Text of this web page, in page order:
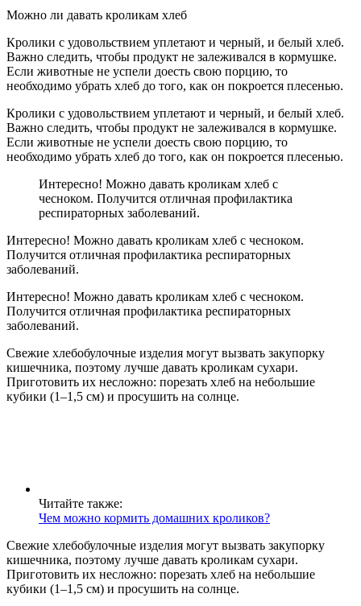
Можно ли давать кроликам хлеб
Кролики с удовольствием уплетают и черный, и белый хлеб.
Важно следить, чтобы продукт не залеживался в кормушке.
Если животные не успели доесть свою порцию, то
необходимо убрать хлеб до того, как он покроется плесенью.
Кролики с удовольствием уплетают и черный, и белый хлеб.
Важно следить, чтобы продукт не залеживался в кормушке.
Если животные не успели доесть свою порцию, то
необходимо убрать хлеб до того, как он покроется плесенью.
Интересно! Можно давать кроликам хлеб с
чесноком. Получится отличная профилактика
респираторных заболеваний.
Интересно! Можно давать кроликам хлеб с чесноком.
Получится отличная профилактика респираторных
заболеваний.
Интересно! Можно давать кроликам хлеб с чесноком.
Получится отличная профилактика респираторных
заболеваний.
Свежие хлебобулочные изделия могут вызвать закупорку
кишечника, поэтому лучше давать кроликам сухари.
Приготовить их несложно: порезать хлеб на небольшие
кубики (1–1,5 см) и просушить на солнце.
Читайте также:
Чем можно кормить домашних кроликов?
Свежие хлебобулочные изделия могут вызвать закупорку
кишечника, поэтому лучше давать кроликам сухари.
Приготовить их несложно: порезать хлеб на небольшие
кубики (1–1,5 см) и просушить на солнце.